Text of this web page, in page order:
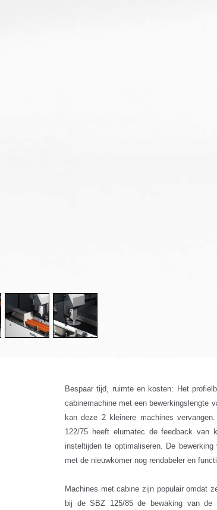
Bespaar tijd, ruimte en kosten: Het
cabinemachine met een bewerkingslengte
kan deze 2 kleinere machines
122/75 heeft elumatec de feedback van
insteltijden te optimaliseren. De
met de nieuwkomer nog rendabeler en
Machines met cabine zijn populair omdat
bij de SBZ 125/85 de bewaking van de